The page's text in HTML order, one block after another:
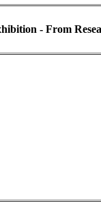
- From